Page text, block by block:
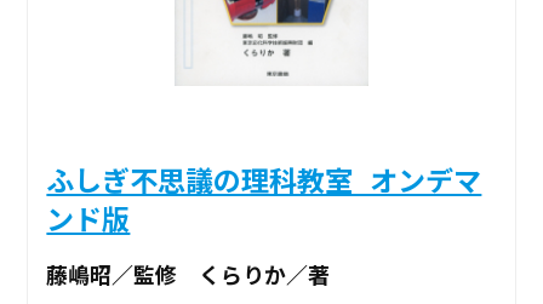
ふしぎ不思議の理科教室_オンデマ
ンド版
藤嶋昭／監修 くらりか／著